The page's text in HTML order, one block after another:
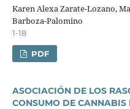
Karen Alexa Zarate-Lozano,
Barboza-Palomino
1-18
PDF
ASOCIACIÓN DE LOS
CONSUMO DE CANNABIS